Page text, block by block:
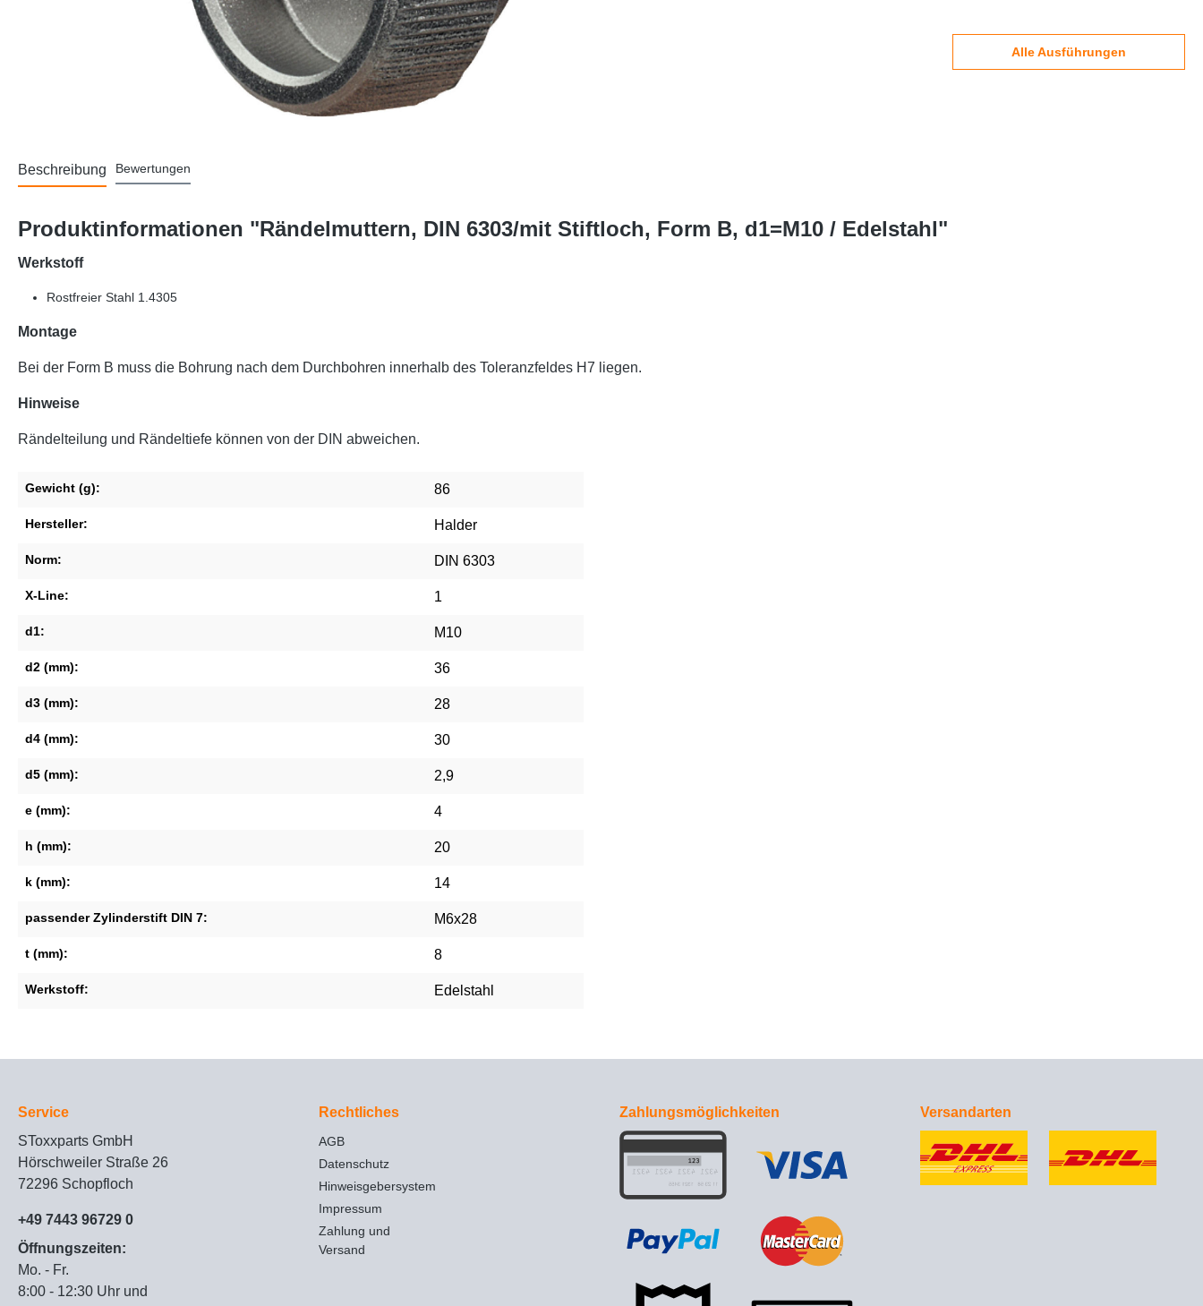
Alle Ausführungen
Beschreibung Bewertungen
Produktinformationen "Rändelmuttern, DIN 6303/mit Stiftloch, Form B, d1=M10 / Edelstahl"
Werkstoff
Rostfreier Stahl 1.4305
Montage
Bei der Form B muss die Bohrung nach dem Durchbohren innerhalb des Toleranzfeldes H7 liegen.
Hinweise
Rändelteilung und Rändeltiefe können von der DIN abweichen.
Gewicht (g): 86
Hersteller: Halder
Norm: DIN 6303
X-Line: 1
d1: M10
d2 (mm): 36
d3 (mm): 28
d4 (mm): 30
d5 (mm): 2,9
e (mm): 4
h (mm): 20
k (mm): 14
passender Zylinderstift DIN 7: M6x28
t (mm): 8
Werkstoff: Edelstahl
Service
SToxxparts GmbH
Hörschweiler Straße 26
72296 Schopfloch
+49 7443 96729 0
Öffnungszeiten:
Mo. - Fr.
8:00 - 12:30 Uhr und
Rechtliches
AGB
Datenschutz
Hinweisgebersystem
Impressum
Zahlung und
Versand
Zahlungsmöglichkeiten Versandarten